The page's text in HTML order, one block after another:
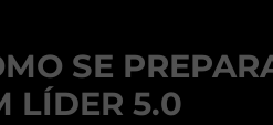
SE
LÍDER 5.0